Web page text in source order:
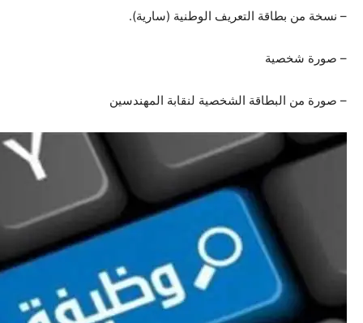
– نسخة من بطاقة التعريف الوطنية (سارية).
– صورة شخصية
– صورة من البطاقة الشخصية لنقابة المهندسين